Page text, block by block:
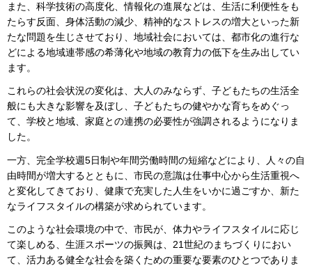
また、科学技術の高度化、情報化の進展などは、生活に利便性をも
たらす反面、身体活動の減少、精神的なストレスの増大といった新
たな問題を生じさせており、地域社会においては、都市化の進行な
どによる地域連帯感の希薄化や地域の教育力の低下を生み出してい
ます。
これらの社会状況の変化は、大人のみならず、子どもたちの生活全
般にも大きな影響を及ぼし、子どもたちの健やかな育ちをめぐっ
て、学校と地域、家庭との連携の必要性が強調されるようになりま
した。
一方、完全学校週5日制や年間労働時間の短縮などにより、人々の自
由時間が増大するとともに、市民の意識は仕事中心から生活重視へ
と変化してきており、健康で充実した人生をいかに過ごすか、新た
なライフスタイルの構築が求められています。
このような社会環境の中で、市民が、体力やライフスタイルに応じ
て楽しめる、生涯スポーツの振興は、21世紀のまちづくりにおい
て、活力ある健全な社会を築くための重要な要素のひとつでありま